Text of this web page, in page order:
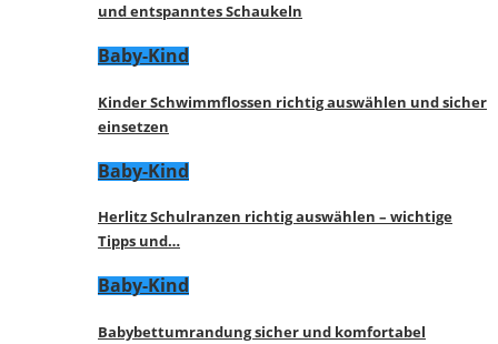
und entspanntes Schaukeln
Baby-Kind
Kinder Schwimmflossen richtig auswählen und sicher
einsetzen
Baby-Kind
Herlitz Schulranzen richtig auswählen – wichtige
Tipps und…
Baby-Kind
Babybettumrandung sicher und komfortabel